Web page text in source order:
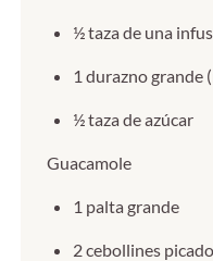
½ taza de una
1 durazno grande
½ taza de azúcar
Guacamole
1 palta grande
2 cebollines